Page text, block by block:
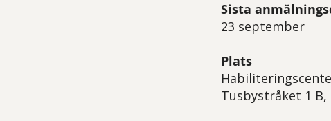
Sista
23 september
Plats
Tusbystråket 1 B,